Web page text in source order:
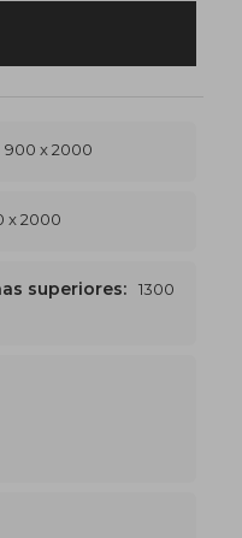
900 x 2000
x 2000
superiores:
1300